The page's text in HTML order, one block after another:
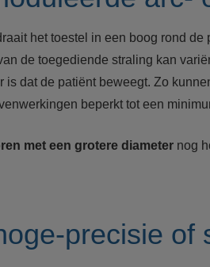
het toestel in een boog rond
de toegediende straling kan
is dat de patiënt beweegt. Zo
beperkt tot een
met een grotere diameter nog
precisie